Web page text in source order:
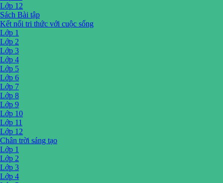
Lớp 12
Sách Bài tập
Kết nối tri thức với cuộc sống
Lớp 1
Lớp 2
Lớp 3
Lớp 4
Lớp 5
Lớp 6
Lớp 7
Lớp 8
Lớp 9
Lớp 10
Lớp 11
Lớp 12
Chân trời sáng tạo
Lớp 1
Lớp 2
Lớp 3
Lớp 4